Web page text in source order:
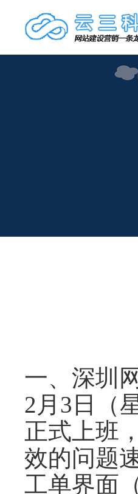
一、深圳
2月3日（
正式上班
效的问题
工单界面